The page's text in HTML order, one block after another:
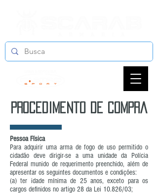
procedimento de compra
Pessoa Física
Para adquirir uma arma de fogo de uso permitido o
cidadão deve dirigir-se a uma unidade da Polícia
Federal munido de requerimento preenchido, além de
apresentar os seguintes documentos e condições:
(a) ter idade mínima de 25 anos, exceto para os
cargos definidos no artigo 28 da Lei 10.826/03;